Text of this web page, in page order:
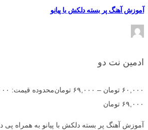
آموزش آهنگ پر بسته دلکش با پیانو
ادمین نت دو
۶۰,۰۰۰ تومان – ۶۹,۰۰۰ تومان
۶۹,۰۰۰ تومان
آموزش آهنگ پر بسته دلکش با پیانو به همراه پی